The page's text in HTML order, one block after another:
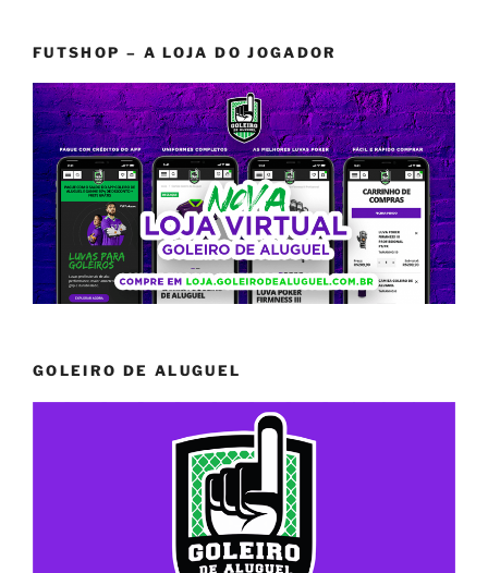
FUTSHOP – A LOJA DO JOGADOR
GOLEIRO DE ALUGUEL